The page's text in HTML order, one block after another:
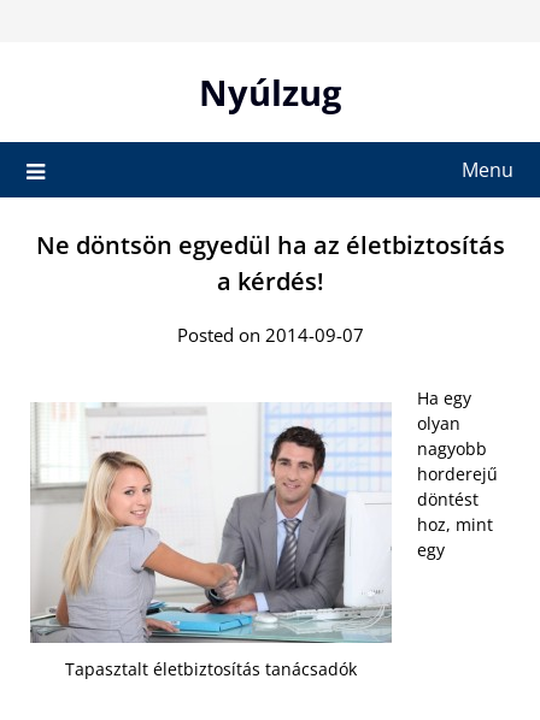
Nyúlzug
Menu
Ne döntsön egyedül ha az életbiztosítás
a kérdés!
Posted on 2014-09-07
Tapasztalt életbiztosítás tanácsadók
Ha egy
olyan
nagyobb
horderejű
döntést
hoz, mint
egy